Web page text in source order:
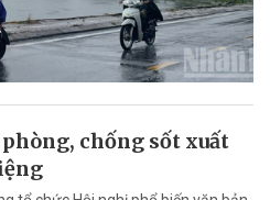
chống sốt xuất